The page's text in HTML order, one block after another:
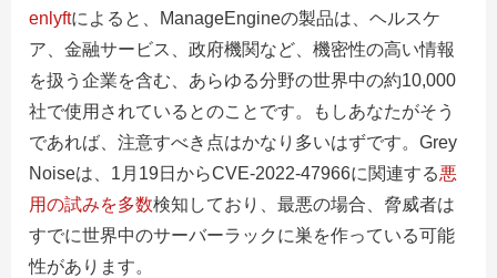
enlyftによると、ManageEngineの製品は、ヘルスケ
ア、金融サービス、政府機関など、機密性の高い情報
を扱う企業を含む、あらゆる分野の世界中の約10,000
社で使用されているとのことです。もしあなたがそう
であれば、注意すべき点はかなり多いはずです。Grey
Noiseは、1月19日からCVE-2022-47966に関連する悪
用の試みを多数検知しており、最悪の場合、脅威者は
すでに世界中のサーバーラックに巣を作っている可能
性があります。